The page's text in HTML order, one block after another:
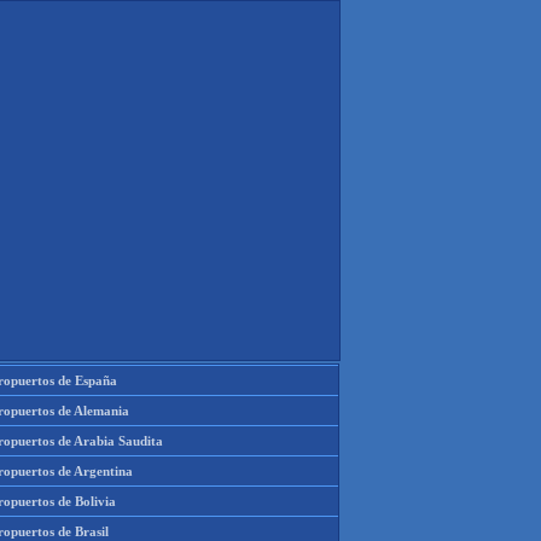
de España
de Alemania
de Arabia Saudita
de Argentina
de Bolivia
de Brasil